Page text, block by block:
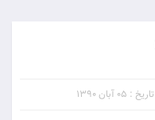
تاریخ : 05 آبان 1390